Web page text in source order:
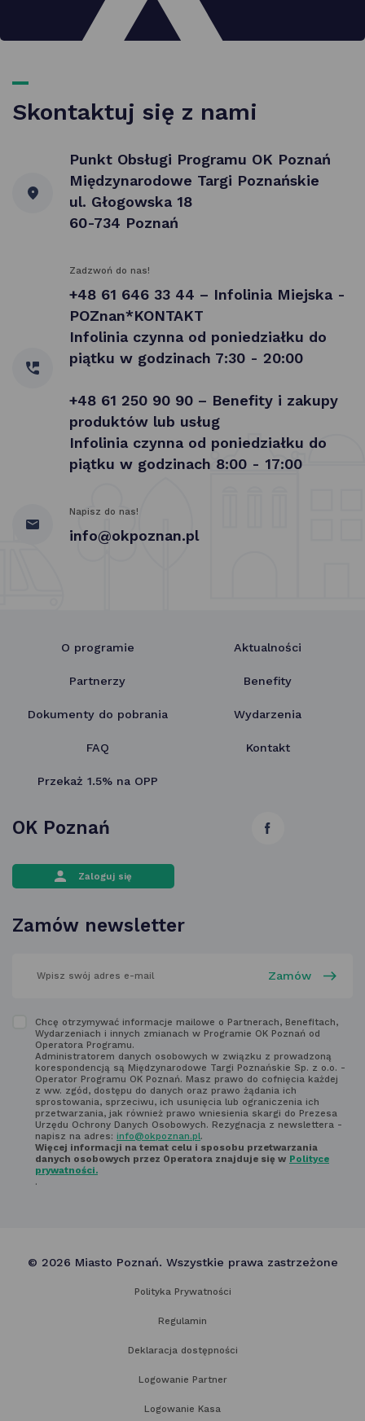
Skontaktuj się z nami
Punkt Obsługi Programu OK Poznań
Międzynarodowe Targi Poznańskie
ul. Głogowska 18
60-734 Poznań
Zadzwoń do nas!
+48 61 646 33 44 – Infolinia Miejska -
POZnan*KONTAKT
Infolinia czynna od poniedziałku do
piątku w godzinach 7:30 - 20:00
+48 61 250 90 90 – Benefity i zakupy
produktów lub usług
Infolinia czynna od poniedziałku do
piątku w godzinach 8:00 - 17:00
Napisz do nas!
info@okpoznan.pl
O programie Aktualności
Partnerzy Benefity
Dokumenty do pobrania Wydarzenia
FAQ Kontakt
Przekaż 1.5% na OPP
link
OK Poznań
Zaloguj się
Zamów newsletter
poniżej
Zapoznaj
z regulaminem
newsletter'a
Chcę otrzymywać informacje mailowe o Partnerach, Benefitach,
Wydarzeniach i innych zmianach w Programie OK Poznań od
Operatora Programu.
Administratorem danych osobowych w związku z prowadzoną
korespondencją są Międzynarodowe Targi Poznańskie Sp. z o.o. -
Operator Programu OK Poznań. Masz prawo do cofnięcia każdej
z ww. zgód, dostępu do danych oraz prawo żądania ich
sprostowania, sprzeciwu, ich usunięcia lub ograniczenia ich
przetwarzania, jak również prawo wniesienia skargi do Prezesa
Urzędu Ochrony Danych Osobowych. Rezygnacja z newslettera -
napisz na adres: info@okpoznan.pl.
Więcej informacji na temat celu i sposobu przetwarzania
danych osobowych przez Operatora znajduje się w Polityce
prywatności.
.
© 2026 Miasto Poznań. Wszystkie prawa zastrzeżone
Polityka Prywatności
Regulamin
Deklaracja dostępności
Logowanie Partner
Logowanie Kasa